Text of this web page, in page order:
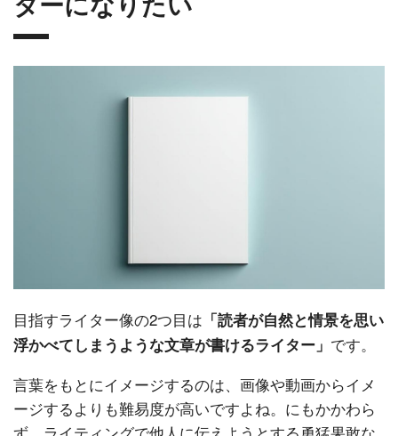
目指すライター像の2つ目は 「読者が自然と情景を思い
浮かべてしまうような文章が書けるライター」 です。
言葉をもとにイメージするのは、画像や動画からイメ
ージするよりも難易度が高いですよね。にもかかわら